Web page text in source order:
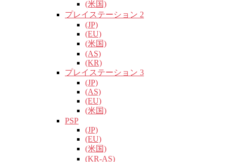
(米国)
プレイステーション 2
(JP)
(EU)
(米国)
(AS)
(KR)
プレイステーション 3
(JP)
(AS)
(EU)
(米国)
PSP
(JP)
(EU)
(米国)
(KR-AS)